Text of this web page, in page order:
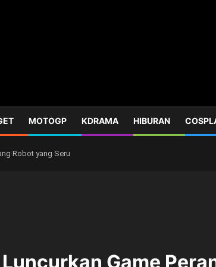
MOTOGP KDRAMA HIBURAN
Robot yang Seru
Game